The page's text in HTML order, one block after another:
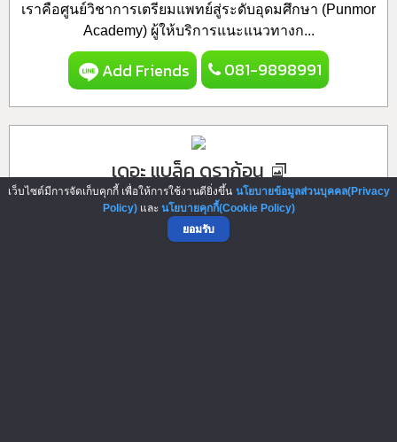
เราคือศูนย์วิชาการเตรียมแพทย์สู่ระดับอุดมศึกษา (Punmor
Academy) ผู้ให้บริการแนะแนวทางก...
Add Friends 081-9898991
เดอะ แบล็ค ดราก้อน
แฟรนไชส์มาแรง! เข้าถึงง่ายทุกวัย ราคาจับต้องได้ อัดแน่นด้วย
คุณภาพคับแก้ว คุ้มค่ากับราค...
ค่าแฟรนไชส์99,900 บาท
เว็บไซต์มีการจัดเก็บคุกกี้ เพื่อให้การใช้งานดียิ่งขึ้น นโยบายข้อมูลส่วนบุคคล(Privacy
Policy)และ นโยบายคุกกี้(Cookie Policy)
ยอมรับ